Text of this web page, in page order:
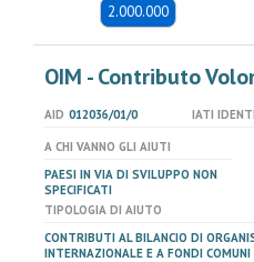
2.000.000
OIM - Contributo
AID 012036/01/0 IATI
A CHI VANNO GLI AIUTI
PAESI IN VIA DI SVILUPPO NON
SPECIFICATI
TIPOLOGIA DI AIUTO
CONTRIBUTI AL BILANCIO DI
INTERNAZIONALE E A FONDI